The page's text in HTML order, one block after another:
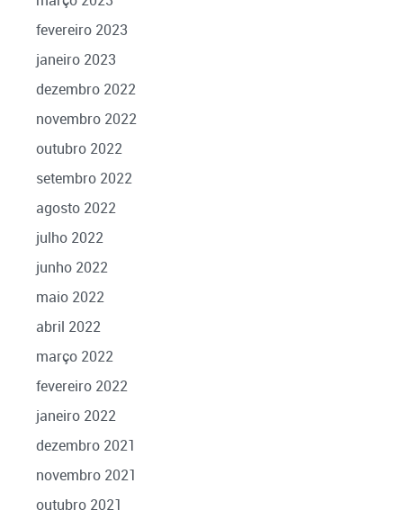
fevereiro 2023
janeiro 2023
dezembro 2022
novembro 2022
outubro 2022
setembro 2022
agosto 2022
julho 2022
junho 2022
maio 2022
abril 2022
março 2022
fevereiro 2022
janeiro 2022
dezembro 2021
novembro 2021
outubro 2021